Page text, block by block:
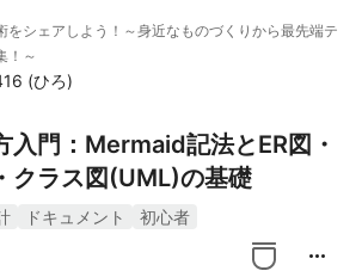
をシェアしよう！～身近なものづくりから最先端テ
！～
(ひろ)
入門：Mermaid記法とER図・
クラス図(UML)の基礎
ドキュメント 初心者
more_horiz